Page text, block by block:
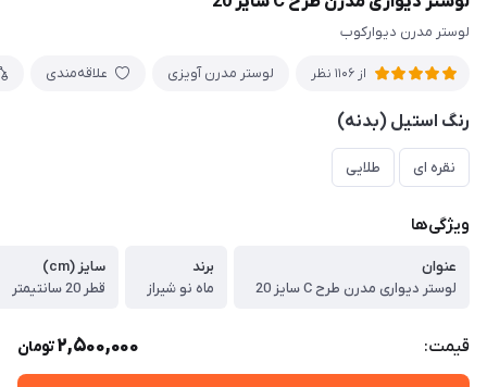
لوستر مدرن دیوارکوب
از 1106 نظر لوستر مدرن آویزی علاقه‌مندی
رنگ استیل (بدنه)
نقره ای طلایی
ویژگی‌ها
عنوان
لوستر دیواری مدرن طرح C سایز 20
برند
ماه نو شیراز
سایز (cm)
قطر 20 سانتیمتر
قیمت: 2,500,000تومان